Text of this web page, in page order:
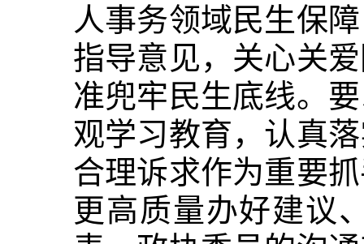
人事务领域民生保
指导意见，关心关
准兜牢民生底线。
观学习教育，认真
合理诉求作为重要
更高质量办好建议